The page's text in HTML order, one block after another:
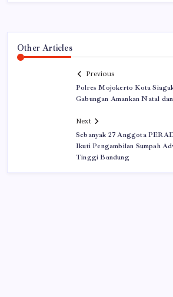
Other Articles
Previous
Polres Mojokerto Kota
Gabungan Amankan Natal
Next
Sebanyak 27 Anggota
Ikuti Pengambilan Sumpah
Tinggi Bandung